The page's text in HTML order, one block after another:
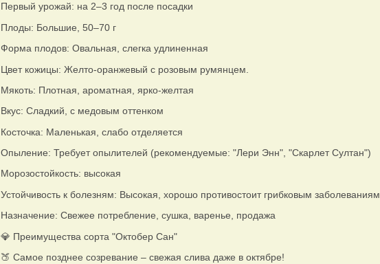
Первый урожай: на 2–3 год после посадки
Плоды: Большие, 50–70 г
Форма плодов: Овальная, слегка удлиненная
Цвет кожицы: Желто-оранжевый с розовым румянцем.
Мякоть: Плотная, ароматная, ярко-желтая
Вкус: Сладкий, с медовым оттенком
Косточка: Маленькая, слабо отделяется
Опыление: Требует опылителей (рекомендуемые: "Лери Энн", "Скарлет Султан")
Морозостойкость: высокая
Устойчивость к болезням: Высокая, хорошо противостоит грибковым заболеваниям
Назначение: Свежее потребление, сушка, варенье, продажа
💎 Преимущества сорта "Октобер Сан"
🍑 Самое позднее созревание – свежая слива даже в октябре!